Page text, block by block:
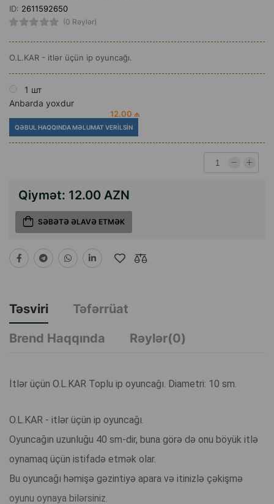
ID: 2611592650
(0 Rəylər)
O.L.KAR - itlər üçün ip oyuncağı.
1 шт
Anbarda yoxdur
12.00 ₼
QƏBUL HAQQINDA MƏLUMAT VERILSIN
Qiymət: 12.00 AZN
SƏBƏTƏ ƏLAVƏ ETMƏK
Təsviri
Təfərrüat
Brend Haqqında
Rəylər(0)
İtlər üçün O.L.KAR Toplu ip oyuncağı. Diametri: 10 sm.
O.L.KAR - itlər üçün ip oyuncağı.
Oyuncağın uzunluğu 40 sm-dir, buna görə də onu böyük itlə
oynamaq üçün istifadə etmək olar.
Bu oyuncağı həmişə gəzintiyə apara və itinizlə çəkişmə
oyunu oynaya bilərsiniz.